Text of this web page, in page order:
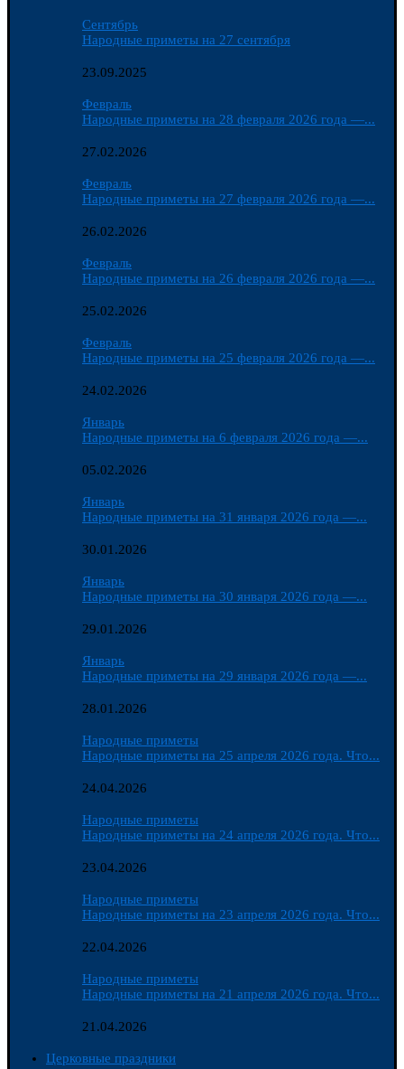
Сентябрь
Народные приметы на 27 сентября
23.09.2025
Февраль
Народные приметы на 28 февраля 2026 года —...
27.02.2026
Февраль
Народные приметы на 27 февраля 2026 года —...
26.02.2026
Февраль
Народные приметы на 26 февраля 2026 года —...
25.02.2026
Февраль
Народные приметы на 25 февраля 2026 года —...
24.02.2026
Январь
Народные приметы на 6 февраля 2026 года —...
05.02.2026
Январь
Народные приметы на 31 января 2026 года —...
30.01.2026
Январь
Народные приметы на 30 января 2026 года —...
29.01.2026
Январь
Народные приметы на 29 января 2026 года —...
28.01.2026
Народные приметы
Народные приметы на 25 апреля 2026 года. Что...
24.04.2026
Народные приметы
Народные приметы на 24 апреля 2026 года. Что...
23.04.2026
Народные приметы
Народные приметы на 23 апреля 2026 года. Что...
22.04.2026
Народные приметы
Народные приметы на 21 апреля 2026 года. Что...
21.04.2026
Церковные праздники